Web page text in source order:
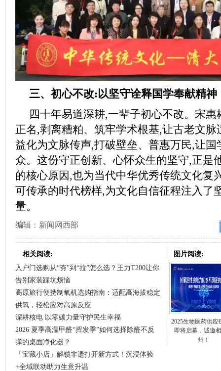
三、初心不改:以坚守诠释国学奉献精神
四十年易道深耕,一辈子初心不改。宋
正名,剥离糟粕、筑牢学术根基,让古老文脉
益化为文脉传声,打破壁垒、普惠万民,让国
众。这份守正创新、心怀众生的坚守,正是
的核心原因,也为当代中华优秀传统文化复
可传承的时代榜样,为文化自信征程注入了
量。
编辑：新闻网西部
相关阅读:
入户门选购从“夯”到“拉”怎么选？王力T200让你
告别家装踩坑烦恼
高原旅行便携制氧机选购指南：适配高海拔稳定
供氧，轻松应对高原反应
深耕核电 以零碳力量守护民生幸福
2026 夏季高温甲醛“挥发季”如何选择除醛不反
弹的桌面净化器？
「宝藏小店」解锁非遗打开新方式！沉浸体验
+全域联动助力生意升温
图片阅读:
2025生物医药供应
即将启幕，诚邀
州！